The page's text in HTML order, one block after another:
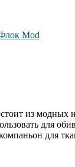
Mod
из модных
для
для